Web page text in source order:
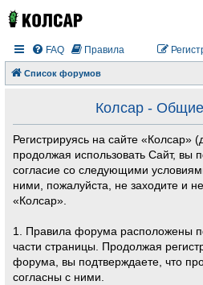
FAQ Правила
Список форумов
Колсар -
Регистрируясь на сайте «Колсар»
продолжая использовать Сайт, вы
согласие со следующими
ними, пожалуйста, не заходите и
«Колсар».
1. Правила форума расположены
части страницы. Продолжая
форума, вы подтверждаете, что
согласны с ними.